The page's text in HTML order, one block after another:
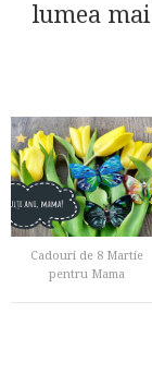
lumea
Cadouri de 8 Martie
pentru Mama